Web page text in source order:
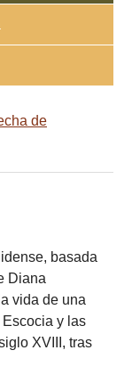
de
basada
Diana
vida de una
y las
XVIII, tras